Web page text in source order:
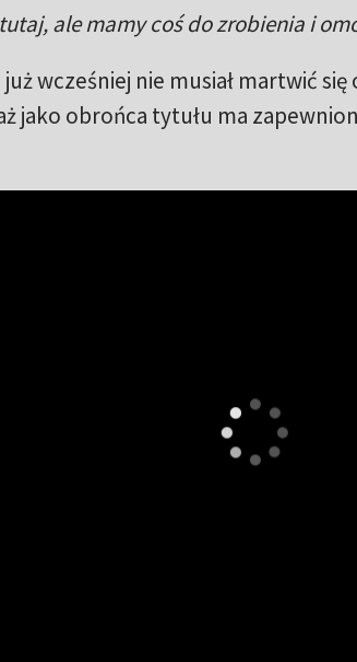
ale mamy coś do zrobienia i
wcześniej nie musiał martwić
jako obrońca tytułu ma